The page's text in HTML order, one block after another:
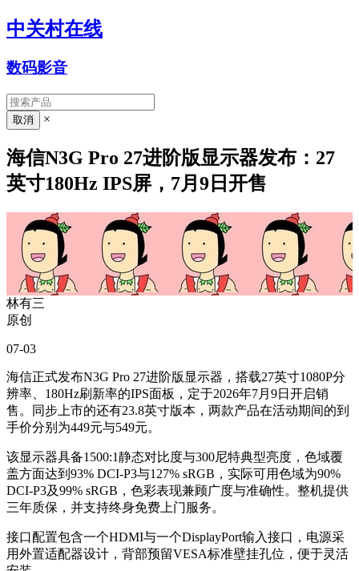
中关村在线
数码影音
×
海信N3G Pro 27进阶版显示器发布：27
英寸180Hz IPS屏，7月9日开售
林有三
原创
07-03
海信正式发布N3G Pro 27进阶版显示器，搭载27英寸1080P分
辨率、180Hz刷新率的IPS面板，定于2026年7月9日开启销
售。同步上市的还有23.8英寸版本，两款产品在活动期间的到
手价分别为449元与549元。
该显示器具备1500:1静态对比度与300尼特典型亮度，色域覆
盖方面达到93% DCI-P3与127% sRGB，实际可用色域为90%
DCI-P3及99% sRGB，色彩表现兼顾广度与准确性。整机提供
三年质保，并支持终身免费上门服务。
接口配置包含一个HDMI与一个DisplayPort输入接口，电源采
用外置适配器设计，背部预留VESA标准壁挂孔位，便于灵活